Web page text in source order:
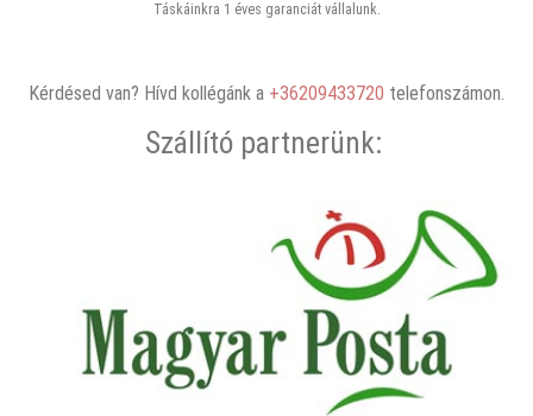
Táskáinkra 1 éves garanciát vállalunk.
Kérdésed van? Hívd kollégánk a +36209433720 telefonszámon.
Szállító partnerünk: